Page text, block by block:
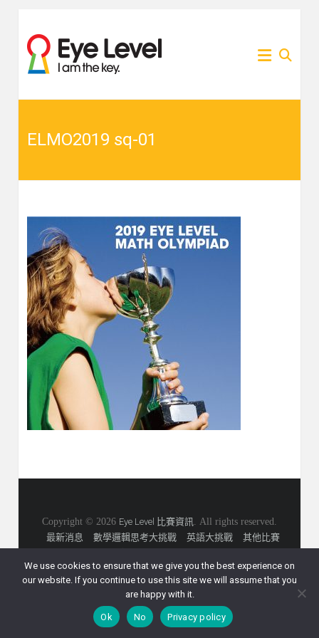
content
Eye
Level
資訊
為各
家長
提供
Eye
的網
站
ELMO2019 sq-01
Copyright © 2026 Eye Level 比賽資訊. All rights reserved.
最新消息
數學邏輯思考大挑戰 英語大挑戰
其他比賽
We use cookies to ensure that we give you the best experience on
our website. If you continue to use this site we will assume that you
are happy with it.
Ok No Privacy policy